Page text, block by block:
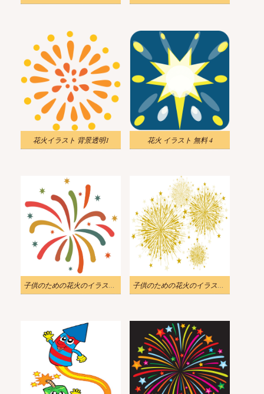
花火イラスト 背景透明1 花火 イラスト 無料 4
子供のための花火のイラスト 2 子供のための花火のイラスト 3